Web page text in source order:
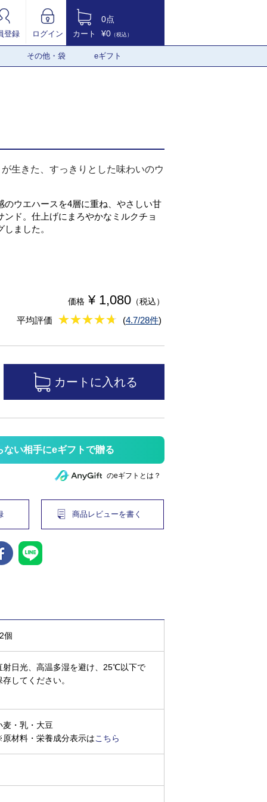
登録 ログイン カート
0点
¥0 （税込）
その他・袋 eギフト
生きた、すっきりとした味わいのウ
のウエハースを4層に重ね、やさしい甘
ンド。仕上げにまろやかなミルクチョ
ました。
価格 ¥ 1,080 （税込）
平均評価 ★★★★★
★★★★★ (4.7/28件)
ない相手にeギフトで贈る
のeギフトとは？
商品レビューを書く
個
射日光、高温多湿を避け、25℃以下で
存してください。
麦・乳・大豆
材料・栄養成分表示はこちら